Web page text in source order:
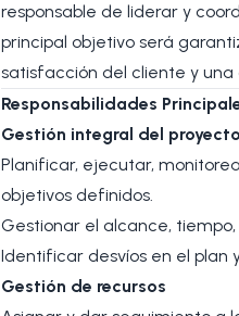
responsable de liderar y
principal objetivo será
satisfacción del cliente y
Responsabilidades
Gestión integral del proyecto
Planificar, ejecutar,
objetivos definidos.
Gestionar el alcance,
Identificar desvíos en el plan
Gestión de recursos